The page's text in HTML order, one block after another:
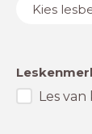
Kies
Les van